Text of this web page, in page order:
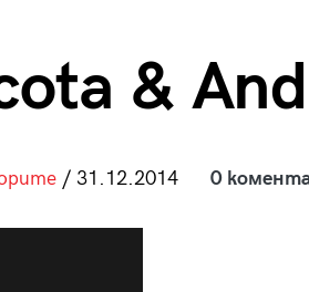
&
/ 31.12.2014 0